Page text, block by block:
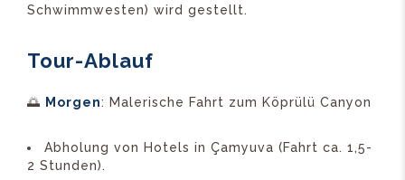
Schwimmwesten) wird gestellt.
Tour-Ablauf
🌅 Morgen: Malerische Fahrt zum Köprülü Canyon
Abholung von Hotels in Çamyuva (Fahrt ca. 1,5-
2 Stunden).